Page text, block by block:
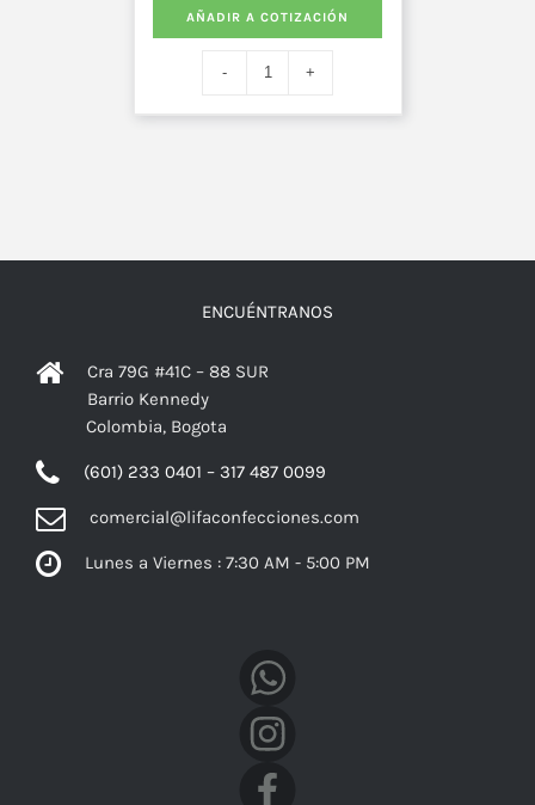
AÑADIR A COTIZACIÓN
ENCUÉNTRANOS
Cra 79G #41C – 88 SUR
Barrio Kennedy
Colombia, Bogota
(601) 233 0401 – 317 487 0099
comercial@lifaconfecciones.com
Lunes a Viernes : 7:30 AM - 5:00 PM